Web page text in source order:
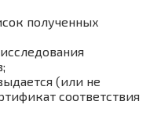
полученных
(или не
соответствия